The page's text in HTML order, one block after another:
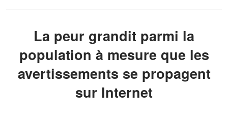
La peur grandit parmi la
population à mesure que les
avertissements se propagent
sur Internet